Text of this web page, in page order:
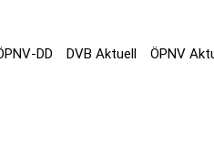
DD DVB Aktuell ÖPNV